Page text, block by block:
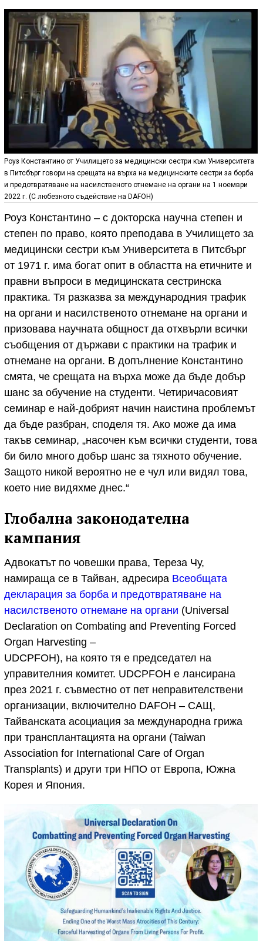
Роуз Константино от Училището за медицински сестри към Университета
в Питсбърг говори на срещата на върха на медицинските сестри за борба
и предотвратяване на насилственото отнемане на органи на 1 ноември
2022 г. (С любезното съдействие на DAFOH)
Роуз Константино – с докторска научна степен и
степен по право, която преподава в Училището за
медицински сестри към Университета в Питсбърг
от 1971 г. има богат опит в областта на етичните и
правни въпроси в медицинската сестринска
практика. Тя разказва за международния трафик
на органи и насилственото отнемане на органи и
призовава научната общност да отхвърли всички
съобщения от държави с практики на трафик и
отнемане на органи. В допълнение Константино
смята, че срещата на върха може да бъде добър
шанс за обучение на студенти. Четиричасовият
семинар е най-добрият начин наистина проблемът
да бъде разбран, споделя тя. Ако може да има
такъв семинар, „насочен към всички студенти, това
би било много добър шанс за тяхното обучение.
Защото никой вероятно не е чул или видял това,
което ние видяхме днес.“
Глобална законодателна
кампания
Адвокатът по човешки права, Тереза Чу,
намираща се в Тайван, адресира Всеобщата
декларация за борба и предотвратяване на
насилственото отнемане на органи (Universal
Declaration on Combating and Preventing Forced
Organ Harvesting –
UDCPFOH), на която тя е председател на
управителния комитет. UDCPFOH e лансирана
през 2021 г. съвместно от пет неправителствени
организации, включително DAFOH – САЩ,
Тайванската асоциация за международна грижа
при трансплантацията на органи (Taiwan
Association for International Care of Organ
Transplants) и други три НПО от Европа, Южна
Корея и Япония.